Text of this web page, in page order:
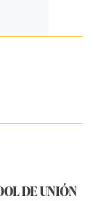
DE UNIÓN